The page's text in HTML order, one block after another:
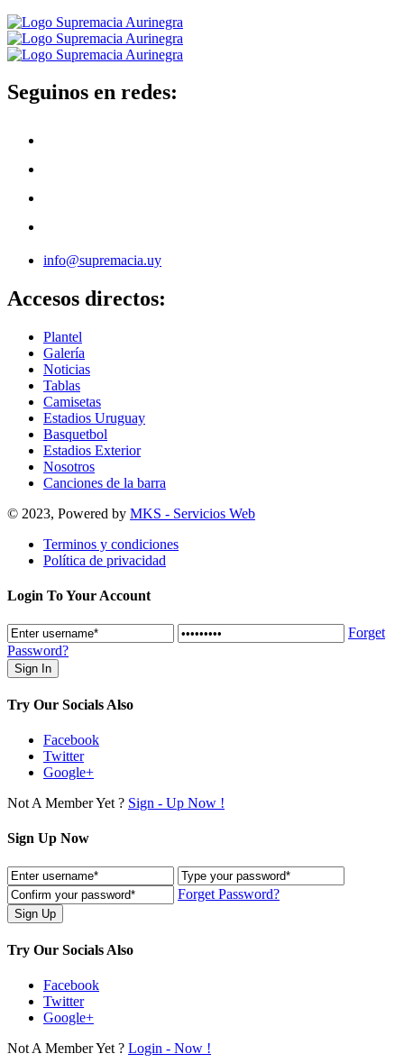
Seguinos en redes:
info@supremacia.uy
Accesos directos:
Plantel
Galería
Noticias
Tablas
Camisetas
Estadios Uruguay
Basquetbol
Estadios Exterior
Nosotros
Canciones de la barra
© 2023, Powered by MKS - Servicios Web
Terminos y condiciones
Política de privacidad
Login To Your Account
Forget
Password?
Try Our Socials Also
Facebook
Twitter
Google+
Not A Member Yet ? Sign - Up Now !
Sign Up Now
Forget Password?
Try Our Socials Also
Facebook
Twitter
Google+
Not A Member Yet ? Login - Now !